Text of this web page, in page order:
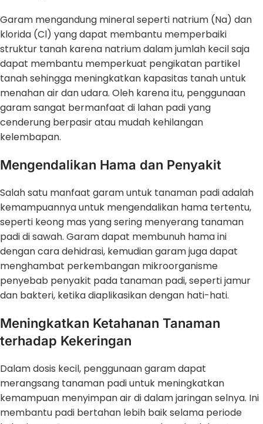
Garam mengandung mineral seperti natrium (Na) dan
klorida (Cl) yang dapat membantu memperbaiki
struktur tanah karena natrium dalam jumlah kecil saja
dapat membantu memperkuat pengikatan partikel
tanah sehingga meningkatkan kapasitas tanah untuk
menahan air dan udara. Oleh karena itu, penggunaan
garam sangat bermanfaat di lahan padi yang
cenderung berpasir atau mudah kehilangan
kelembapan.
Mengendalikan Hama dan Penyakit
Salah satu manfaat garam untuk tanaman padi adalah
kemampuannya untuk mengendalikan hama tertentu,
seperti keong mas yang sering menyerang tanaman
padi di sawah. Garam dapat membunuh hama ini
dengan cara dehidrasi, kemudian garam juga dapat
menghambat perkembangan mikroorganisme
penyebab penyakit pada tanaman padi, seperti jamur
dan bakteri, ketika diaplikasikan dengan hati-hati.
Meningkatkan Ketahanan Tanaman
terhadap Kekeringan
Dalam dosis kecil, penggunaan garam dapat
merangsang tanaman padi untuk meningkatkan
kemampuan menyimpan air di dalam jaringan selnya. Ini
membantu padi bertahan lebih baik selama periode